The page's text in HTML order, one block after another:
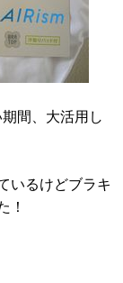
先取り効果は？
みました！
間、大活用し
いるけどブラキ
！